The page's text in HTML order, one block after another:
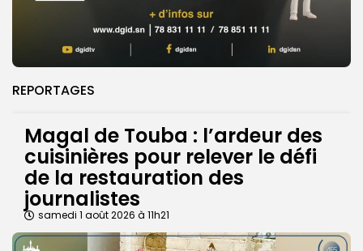
REPORTAGES
Magal de Touba : l’ardeur des
cuisinières pour relever le défi
de la restauration des
journalistes
samedi 1 août 2026 à 11h21